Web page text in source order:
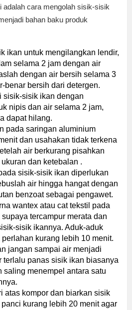
adalah cara mengolah sisik-sisik
bahan baku produk
ikan untuk mengilangkan lendir,
selama 2 jam dengan air
dengan air bersih selama 3
benar bersih dari detergen.
sisik-sisik ikan dengan
nipis dan air selama 2 jam,
dapat hilang.
pada saringan aluminium
dan usahakan tidak terkena
air berkurang pisahkan
dan ketebalan .
sisik-sisik ikan diperlukan
air hingga hangat dengan
benzoat sebagai pengawet.
wantex atau cat tekstil pada
tercampur merata dan
sisik ikannya. Aduk-aduk
kurang lebih 10 menit.
jangan sampai air menjadi
terlalu panas sisik ikan biasanya
saling menempel antara satu
atas kompor dan biarkan sisik
kurang lebih 20 menit agar